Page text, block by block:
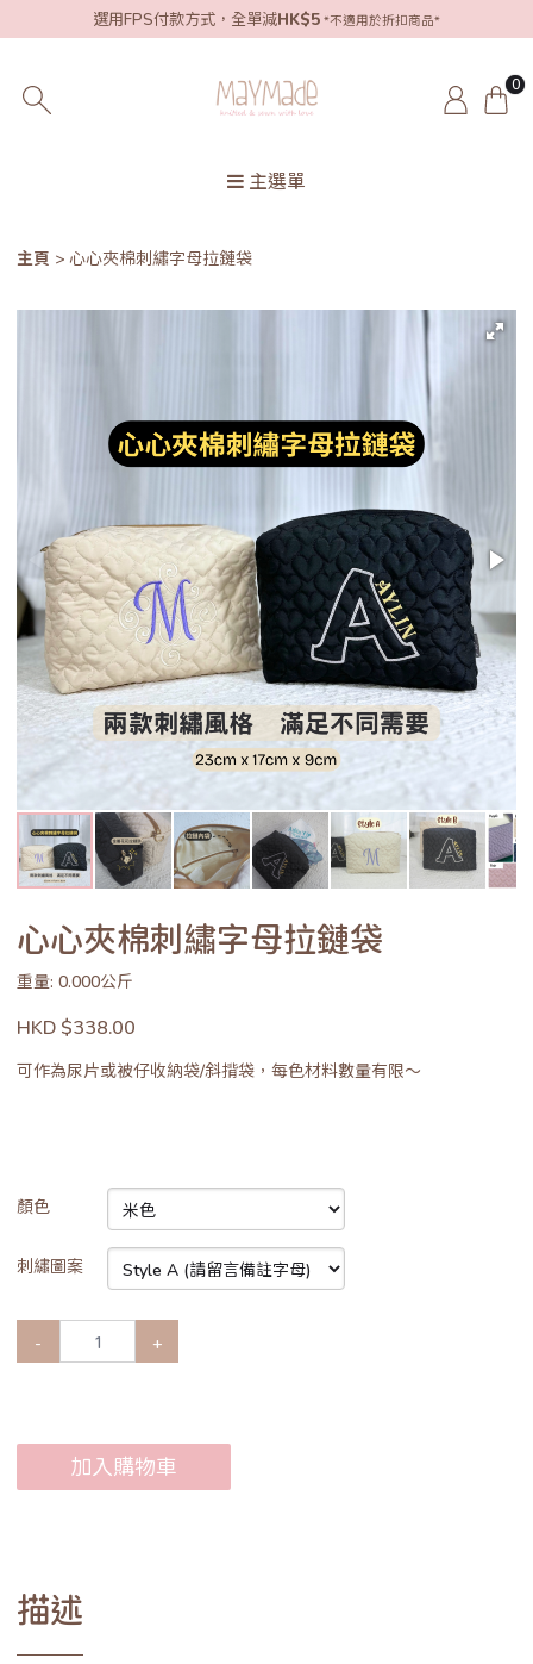
選用FPS付款方式，全單減HK$5 *不適用於折扣商品*
0
主選單
主頁 心心夾棉刺繡字母拉鏈袋
心心夾棉刺繡字母拉鏈袋
重量: 0.000公斤
HKD $338.00
可作為尿片或被仔收納袋/斜揹袋，每色材料數量有限～
顏色
刺繡圖案
- +
加入購物車
描述